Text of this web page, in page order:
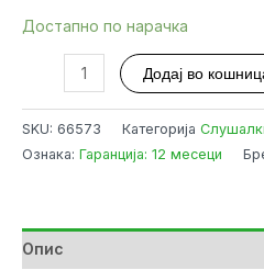
Достапно по нарачка
EB-
Open-
Додај во
SKU: 66573 Категорија
Ознака: Гаранција: 12 месеци
Опис